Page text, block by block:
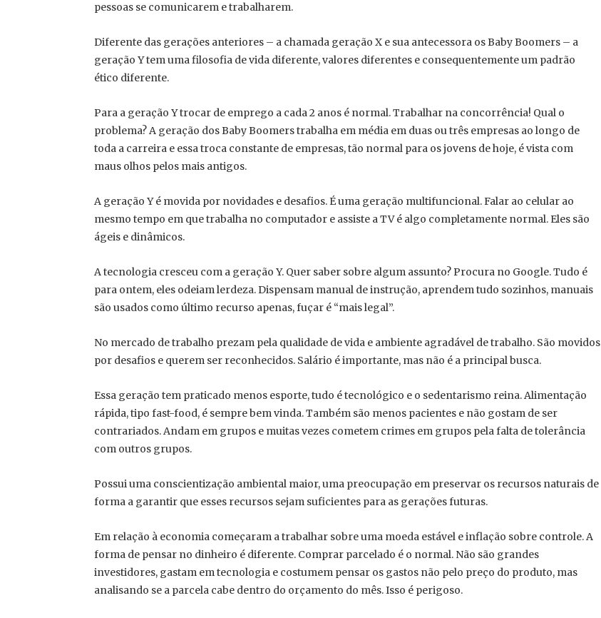
pessoas se comunicarem e trabalharem.
Diferente das gerações anteriores – a chamada geração X e sua antecessora os Baby Boomers – a
geração Y tem uma filosofia de vida diferente, valores diferentes e consequentemente um padrão
ético diferente.
Para a geração Y trocar de emprego a cada 2 anos é normal. Trabalhar na concorrência! Qual o
problema? A geração dos Baby Boomers trabalha em média em duas ou três empresas ao longo de
toda a carreira e essa troca constante de empresas, tão normal para os jovens de hoje, é vista com
maus olhos pelos mais antigos.
A geração Y é movida por novidades e desafios. É uma geração multifuncional. Falar ao celular ao
mesmo tempo em que trabalha no computador e assiste a TV é algo completamente normal. Eles são
ágeis e dinâmicos.
A tecnologia cresceu com a geração Y. Quer saber sobre algum assunto? Procura no Google. Tudo é
para ontem, eles odeiam lerdeza. Dispensam manual de instrução, aprendem tudo sozinhos, manuais
são usados como último recurso apenas, fuçar é “mais legal”.
No mercado de trabalho prezam pela qualidade de vida e ambiente agradável de trabalho. São movidos
por desafios e querem ser reconhecidos. Salário é importante, mas não é a principal busca.
Essa geração tem praticado menos esporte, tudo é tecnológico e o sedentarismo reina. Alimentação
rápida, tipo fast-food, é sempre bem vinda. Também são menos pacientes e não gostam de ser
contrariados. Andam em grupos e muitas vezes cometem crimes em grupos pela falta de tolerância
com outros grupos.
Possui uma conscientização ambiental maior, uma preocupação em preservar os recursos naturais de
forma a garantir que esses recursos sejam suficientes para as gerações futuras.
Em relação à economia começaram a trabalhar sobre uma moeda estável e inflação sobre controle. A
forma de pensar no dinheiro é diferente. Comprar parcelado é o normal. Não são grandes
investidores, gastam em tecnologia e costumem pensar os gastos não pelo preço do produto, mas
analisando se a parcela cabe dentro do orçamento do mês. Isso é perigoso.